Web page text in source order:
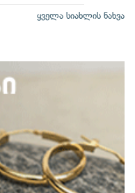
ყველა სიახლის ნახვა